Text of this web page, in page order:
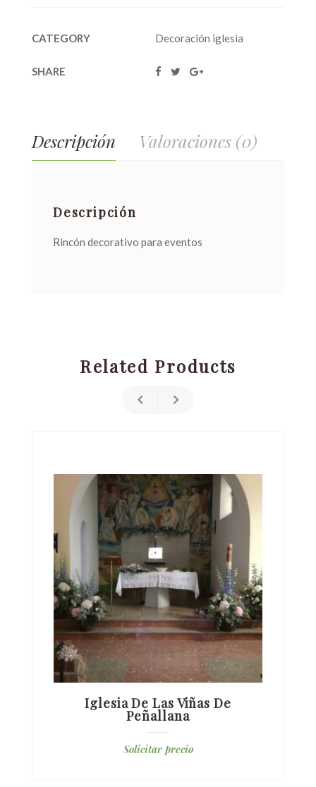
CATEGORY Decoración iglesia
SHARE
Descripción Valoraciones (0)
Descripción
Rincón decorativo para eventos
Related Products
Iglesia De Las Viñas De
Peñallana
Solicitar precio